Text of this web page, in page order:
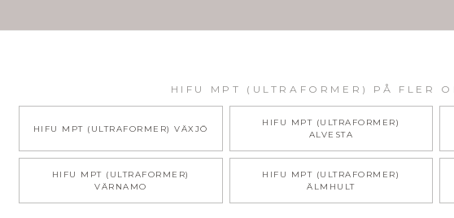
HIFU MPT (ULTRAFORMER) PÅ FLER
HIFU MPT (ULTRAFORMER) VÄXJÖ
HIFU MPT (ULTRAFORMER)
ALVESTA
HIFU MPT (ULTRAFORMER)
VÄRNAMO
HIFU MPT (ULTRAFORMER)
ÄLMHULT